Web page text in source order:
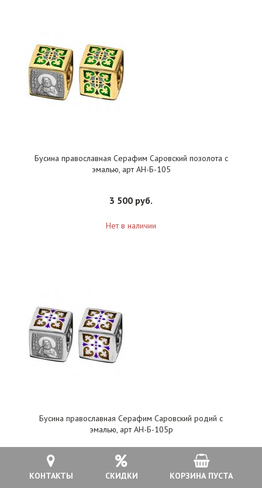
КОНТАКТЫ СКИДКИ КОРЗИНА ПУСТА
Бусина православная Серафим Саровский позолота с
эмалью, арт АН-Б-105
3 500 руб.
Нет в наличии
Бусина православная Серафим Саровский родий с
эмалью, арт АН-Б-105р
3 500 руб.